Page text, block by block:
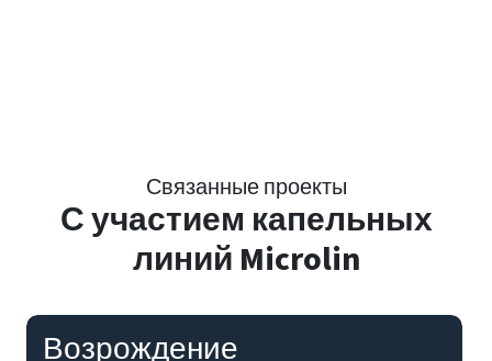
Связанные проекты
Сучастием капельных
линий Microlin
Возрождение